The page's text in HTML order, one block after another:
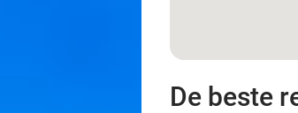
De beste